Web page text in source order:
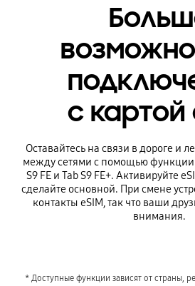
с картой
Оставайтесь на связи в дороге и
между сетями с помощью функции
S9 FE и Tab S9 FE+. Активируйте
сделайте основной. При смене
контакты eSIM, так что ваши
внимания.
* Доступные функции зависят от страны,